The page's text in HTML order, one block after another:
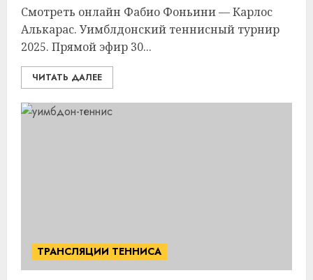
Смотреть онлайн Фабио Фоньини — Карлос
Алькарас. Уимблдонский теннисный турнир
2025. Прямой эфир 30...
ЧИТАТЬ ДАЛЕЕ
ТРАНСЛЯЦИИ ТЕННИСА